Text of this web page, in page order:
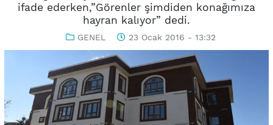
ifade ederken,”Görenler şimdiden konağımıza
hayran kalıyor” dedi.
GENEL 23 Ocak 2016 - 13:32